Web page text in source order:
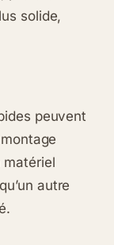
solide,
peuvent
matériel
autre